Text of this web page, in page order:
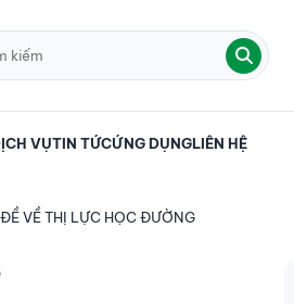
VỤTIN TỨCỨNG DỤNGLIÊN HỆ
VỀ THỊ LỰC HỌC ĐƯỜNG